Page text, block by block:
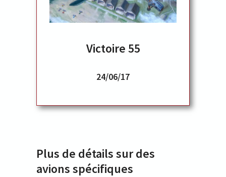
Victoire 55
24/06/17
Plus de détails sur des
avions spécifiques